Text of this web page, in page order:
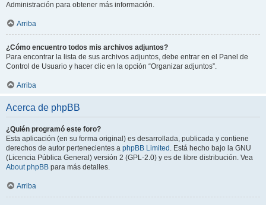
Administración para obtener más información.
Arriba
¿Cómo encuentro todos mis archivos adjuntos?
Para encontrar la lista de sus archivos adjuntos, debe entrar en el Panel de
Control de Usuario y hacer clic en la opción “Organizar adjuntos”.
Arriba
Acerca de phpBB
¿Quién programó este foro?
Esta aplicación (en su forma original) es desarrollada, publicada y contiene
derechos de autor pertenecientes a phpBB Limited . Está hecho bajo la GNU
(Licencia Pública General) versión 2 (GPL-2.0) y es de libre distribución. Vea
About phpBB para más detalles.
Arriba